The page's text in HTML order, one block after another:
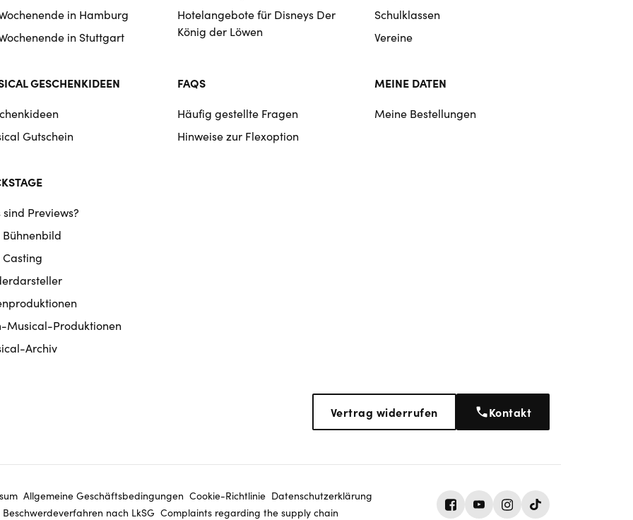
in Hamburg
in Stuttgart
Hotelangebote für Disneys Der
König der Löwen
Schulklassen
Vereine
GESCHENKIDEEN
Gutschein
FAQS
Häufig gestellte Fragen
Hinweise zur Flexoption
MEINE DATEN
Meine Bestellungen
sind Previews?
Bühnenbild
Casting
Musical-Produktionen
Archiv
Vertrag widerrufen Kontakt
Allgemeine Geschäftsbedingungen Cookie-Richtlinie Datenschutz­erklärung
Beschwerdeverfahren nach LkSG Complaints regarding the supply chain FacebookYoutubeInstagram
Tiktok